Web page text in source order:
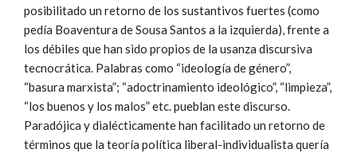
posibilitado un retorno de los sustantivos fuertes (como
pedía Boaventura de Sousa Santos a la izquierda), frente a
los débiles que han sido propios de la usanza discursiva
tecnocrática. Palabras como “ideología de género”,
“basura marxista”; “adoctrinamiento ideológico”, “limpieza”,
“los buenos y los malos” etc. pueblan este discurso.
Paradójica y dialécticamente han facilitado un retorno de
términos que la teoría política liberal-individualista quería